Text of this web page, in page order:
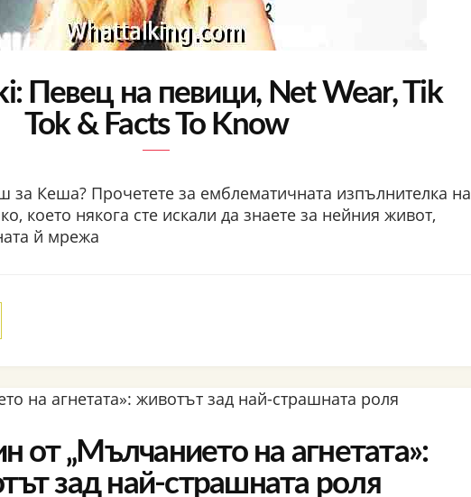
Певец на певици, Net Wear, Tik
Tok & Facts To Know
за Кеша? Прочетете за емблематичната изпълнителка на
което някога сте искали да знаете за нейния живот,
й мрежа
от „Мълчанието на агнетата»:
зад най-страшната роля